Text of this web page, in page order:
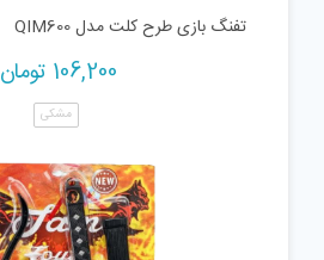
تفنگ بازی طرح کلت مدل QIM600
106,200 تومان
مشکی